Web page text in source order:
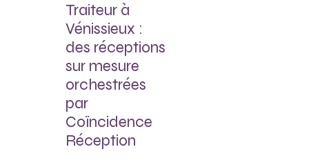
Traiteur à
Vénissieux :
des réceptions
sur mesure
orchestrées
par
Coïncidence
Réception